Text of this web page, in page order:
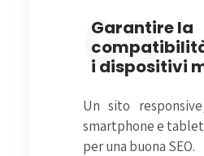
05
Garantire la
i dispositivi
Un sito
smartphone e
per una buona SEO.